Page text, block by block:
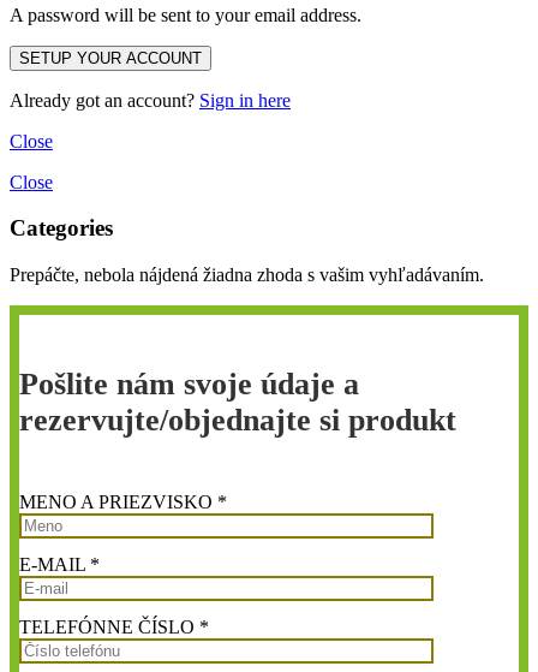
A password will be sent to your email address.
Already got an account? Sign in here
Close
Close
Categories
Prepáčte, nebola nájdená žiadna zhoda s vašim vyhľadávaním.
Pošlite nám svoje údaje a
rezervujte/objednajte si produkt
MENO A PRIEZVISKO *
E-MAIL *
TELEFÓNNE ČÍSLO *